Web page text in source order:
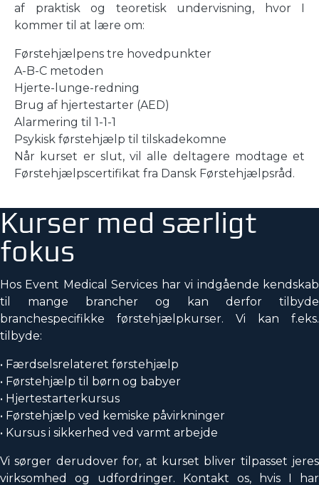
af praktisk og teoretisk undervisning, hvor I
kommer til at lære om:
Førstehjælpens tre hovedpunkter
A-B-C metoden
Hjerte-lunge-redning
Brug af hjertestarter (AED)
Alarmering til 1-1-1
Psykisk førstehjælp til tilskadekomne
Når kurset er slut, vil alle deltagere modtage et
Førstehjælpscertifikat fra Dansk Førstehjælpsråd.
Kurser med særligt
fokus
Hos Event Medical Services har vi indgående kendskab
til mange brancher og kan derfor tilbyde
branchespecifikke førstehjælpkurser. Vi kan f.eks.
tilbyde:
• Færdselsrelateret førstehjælp
• Førstehjælp til børn og babyer
• Hjertestarterkursus
• Førstehjælp ved kemiske påvirkninger
• Kursus i sikkerhed ved varmt arbejde
Vi sørger derudover for, at kurset bliver tilpasset jeres
virksomhed og udfordringer. Kontakt os, hvis I har